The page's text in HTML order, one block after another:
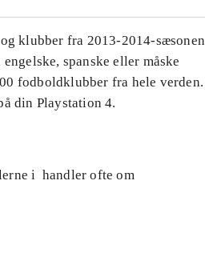
klubber fra 2013-2014-sæsonen
spanske eller måske
fodboldklubber fra hele verden.
din Playstation 4.
i handler ofte om